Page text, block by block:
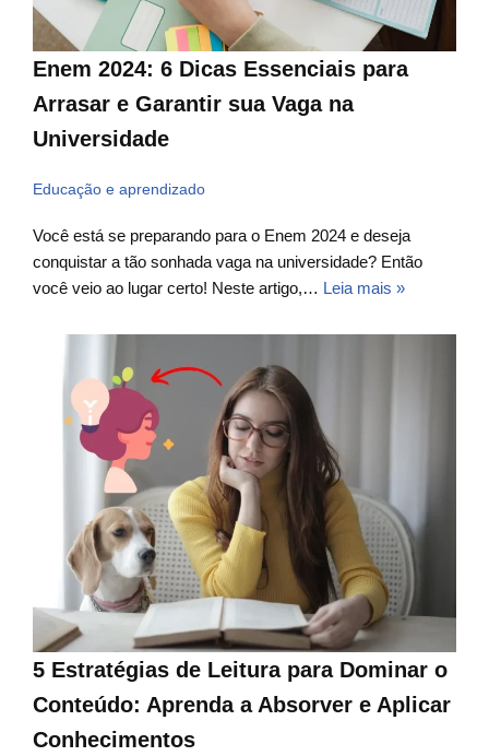
Enem 2024: 6 Dicas Essenciais para
Arrasar e Garantir sua Vaga na
Universidade
Educação e aprendizado
Você está se preparando para o Enem 2024 e deseja
conquistar a tão sonhada vaga na universidade? Então
você veio ao lugar certo! Neste artigo,… Leia mais »
5 Estratégias de Leitura para Dominar o
Conteúdo: Aprenda a Absorver e Aplicar
Conhecimentos